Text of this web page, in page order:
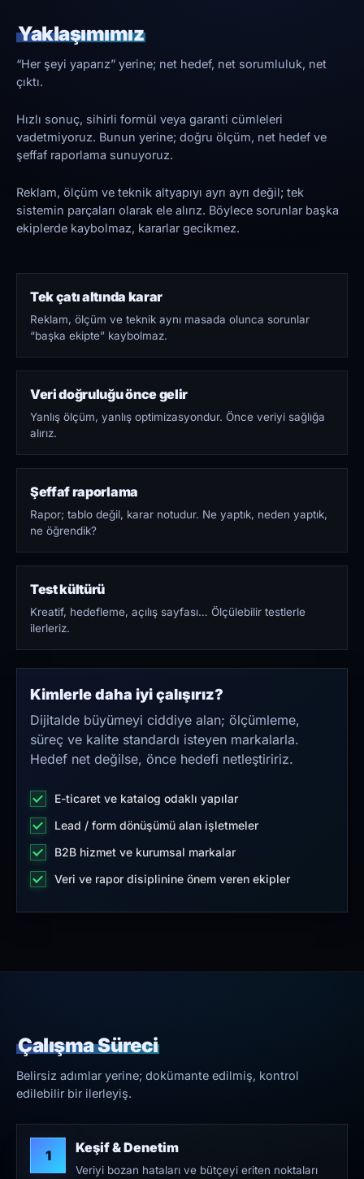
Yaklaşımımız
“Her şeyi yaparız” yerine; net hedef, net sorumluluk, net
çıktı.
Hızlı sonuç, sihirli formül veya garanti cümleleri
vadetmiyoruz. Bunun yerine; doğru ölçüm, net hedef ve
şeffaf raporlama sunuyoruz.
Reklam, ölçüm ve teknik altyapıyı ayrı ayrı değil; tek
sistemin parçaları olarak ele alırız. Böylece sorunlar başka
ekiplerde kaybolmaz, kararlar gecikmez.
Tek çatı altında karar
Reklam, ölçüm ve teknik aynı masada olunca sorunlar
“başka ekipte” kaybolmaz.
Veri doğruluğu önce gelir
Yanlış ölçüm, yanlış optimizasyondur. Önce veriyi sağlığa
alırız.
Şeffaf raporlama
Rapor; tablo değil, karar notudur. Ne yaptık, neden yaptık,
ne öğrendik?
Test kültürü
Kreatif, hedefleme, açılış sayfası… Ölçülebilir testlerle
ilerleriz.
Kimlerle daha iyi çalışırız?
Dijitalde büyümeyi ciddiye alan; ölçümleme,
süreç ve kalite standardı isteyen markalarla.
Hedef net değilse, önce hedefi netleştiririz.
E-ticaret ve katalog odaklı yapılar
Lead / form dönüşümü alan işletmeler
B2B hizmet ve kurumsal markalar
Veri ve rapor disiplinine önem veren ekipler
Çalışma Süreci
Belirsiz adımlar yerine; dokümante edilmiş, kontrol
edilebilir bir ilerleyiş.
1 Keşif & Denetim
Veriyi bozan hataları ve bütçeyi eriten noktaları